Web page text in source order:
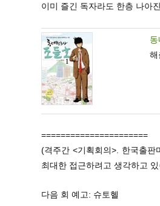
이미 즐긴 독자라도 한층 나아
해
======================
(격주간 <기획회의>. 한국출판
최대한 접근하려고 생각하고
다음 회 예고: 슈토헬